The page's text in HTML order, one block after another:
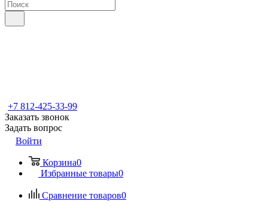
+7 812-425-33-99
Заказать звонок
Задать вопрос
Войти
Корзина0
Избранные товары0
Сравнение товаров0